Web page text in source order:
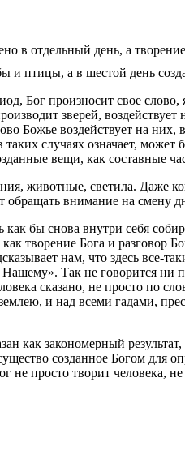
в отдельный день, а
и птицы, а в шестой день
Бог произносит свое слово,
зверей,
Божье воздействует на
случаях означает, может
вещи, как составные
животные, светила. Даже
обращать внимание на смену
бы снова внутри себя
творение Бога и разговор
нам, что здесь все-
Так не говорится ни
сказано, не просто по
и над всеми гадами,
как закономерный
созданное Богом для
просто творит человека,